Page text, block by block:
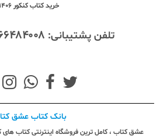
خرید کتاب کنکور 1406
تلفن پشتیبانی:
بانک کتاب عشق
عشق کتاب ، کامل ترین فروشگاه اینترنتی کتاب